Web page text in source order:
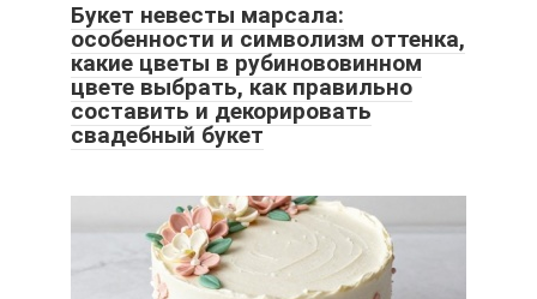
Букет невесты марсала:
особенности и символизм оттенка,
какие цветы в рубинововинном
цвете выбрать, как правильно
составить и декорировать
свадебный букет